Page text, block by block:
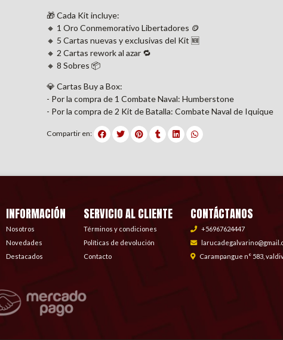
🎁 Cada Kit incluye:
🔸 1 Oro Conmemorativo Libertadores 🪙
🔸 5 Cartas nuevas y exclusivas del Kit 🆕
🔸 2 Cartas rework al azar 🔁
🔸 8 Sobres 📦
💎 Cartas Buy a Box:
- Por la compra de 1 Combate Naval: Humberstone
- Por la compra de 2 Kit de Batalla: Combate Naval de Iquique
Compartir en:
INFORMACIÓN
Nosotros
Novedades
Destacados
SERVICIO AL CLIENTE
Términos y condiciones
Políticas de devolución
Contacto
CONTÁCTANOS
+56967624447
Carampangue n° 583,